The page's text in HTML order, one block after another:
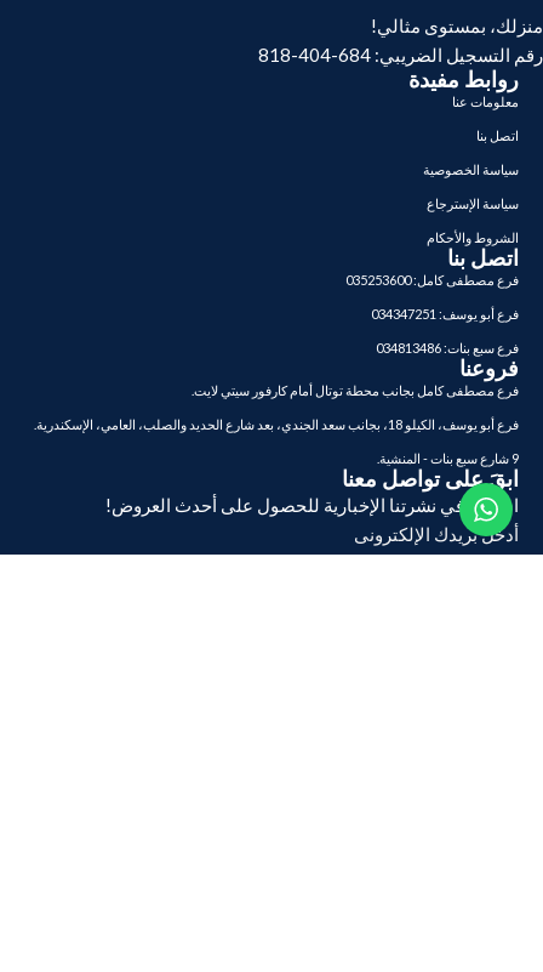
منزلك، بمستوى مثالي!
رقم التسجيل الضريبي: 684-404-818
روابط مفيدة
معلومات عنا
اتصل بنا
سياسة الخصوصية
سياسة الإسترجاع
الشروط والأحكام
اتصل بنا
فرع مصطفى كامل: 035253600
فرع أبو يوسف: 034347251
فرع سبع بنات: 034813486
فروعنا
فرع مصطفى كامل بجانب محطة توتال أمام كارفور سيتي لايت.
فرع أبو يوسف، الكيلو 18، بجانب سعد الجندي، بعد شارع الحديد والصلب، العامي، الإسكندرية.
9 شارع سبع بنات - المنشية.
ابقَ على تواصل معنا
اشترك في نشرتنا الإخبارية للحصول على أحدث العروض!
أدخل بريدك الإلكترونى